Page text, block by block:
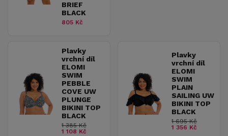
BRIEF
BLACK
805 Kč
Plavky
vrchní díl
ELOMI
SWIM
PEBBLE
COVE UW
PLUNGE
BIKINI TOP
BLACK
1 385 Kč
1 108 Kč
Plavky
vrchní díl
ELOMI
SWIM
PLAIN
SAILING UW
BIKINI TOP
BLACK
1 695 Kč
1 356 Kč